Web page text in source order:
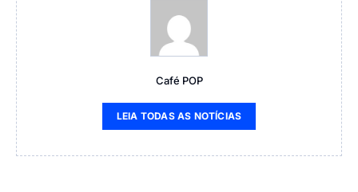
Café POP
LEIA TODAS AS NOTÍCIAS